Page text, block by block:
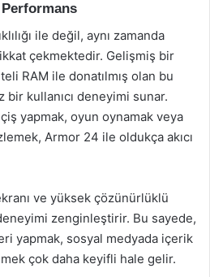
ile değil, aynı zamanda
çekmektedir. Gelişmiş bir
RAM ile donatılmış olan bu
bir kullanıcı deneyimi sunar.
yapmak, oyun oynamak veya
Armor 24 ile oldukça akıcı
ve yüksek çözünürlüklü
zenginleştirir. Bu sayede,
yapmak, sosyal medyada içerik
çok daha keyifli hale gelir.